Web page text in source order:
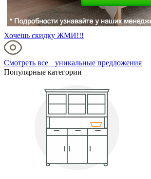
Хочешь скидку ЖМИ!!!
Смотреть все уникальные предложения
Популярные категории